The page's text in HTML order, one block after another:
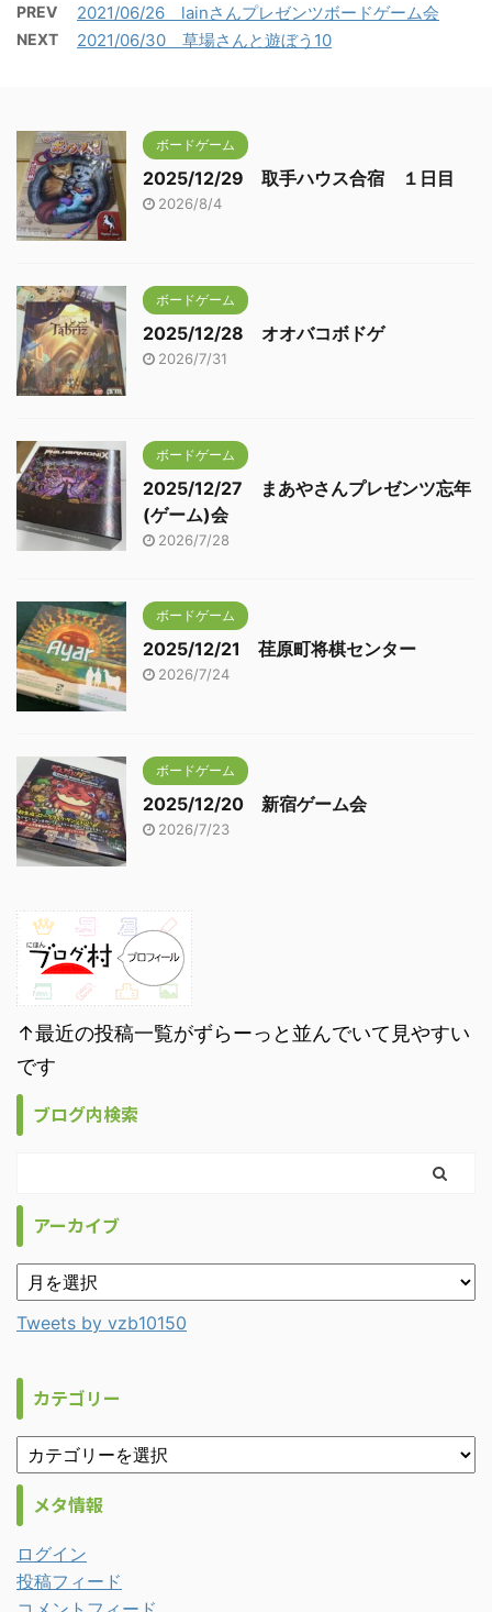
PREV 2021/06/26 lainさんプレゼンツボードゲーム会
NEXT 2021/06/30 草場さんと遊ぼう10
ボードゲーム
2025/12/29 取手ハウス合宿 １日目
2026/8/4
ボードゲーム
2025/12/28 オオバコボドゲ
2026/7/31
ボードゲーム
2025/12/27 まあやさんプレゼンツ忘年
(ゲーム)会
2026/7/28
ボードゲーム
2025/12/21 荏原町将棋センター
2026/7/24
ボードゲーム
2025/12/20 新宿ゲーム会
2026/7/23
↑最近の投稿一覧がずらーっと並んでいて見やすい
です
ブログ内検索
アーカイブ
Tweets by vzb10150
カテゴリー
メタ情報
ログイン
投稿フィード